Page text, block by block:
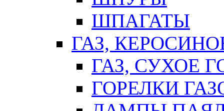
ШПАГАТЫ
ГАЗ,
ГАЗ, СУХОЕ
ГОРЕЛКИ